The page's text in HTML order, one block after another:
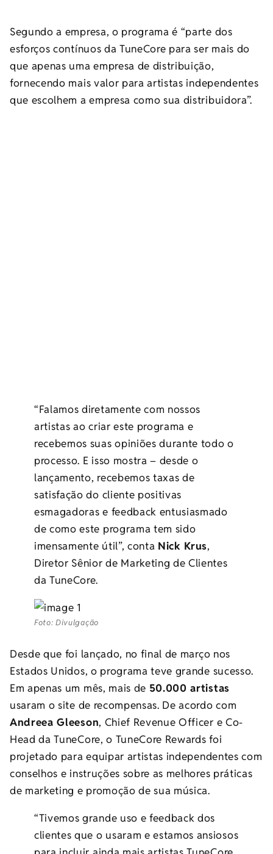
Segundo a empresa, o programa é “parte dos
esforços contínuos da TuneCore para ser mais do
que apenas uma empresa de distribuição,
fornecendo mais valor para artistas independentes
que escolhem a empresa como sua distribuidora”.
“Falamos diretamente com nossos
artistas ao criar este programa e
recebemos suas opiniões durante todo o
processo. E isso mostra – desde o
lançamento, recebemos taxas de
satisfação do cliente positivas
esmagadoras e feedback entusiasmado
de como este programa tem sido
imensamente útil”, conta Nick Krus,
Diretor Sênior de Marketing de Clientes
da TuneCore.
Foto: Divulgação
Desde que foi lançado, no final de março nos
Estados Unidos, o programa teve grande sucesso.
Em apenas um mês, mais de 50.000 artistas
usaram o site de recompensas. De acordo com
Andreea Gleeson, Chief Revenue Officer e Co-
Head da TuneCore, o TuneCore Rewards foi
projetado para equipar artistas independentes com
conselhos e instruções sobre as melhores práticas
de marketing e promoção de sua música.
“Tivemos grande uso e feedback dos
clientes que o usaram e estamos ansiosos